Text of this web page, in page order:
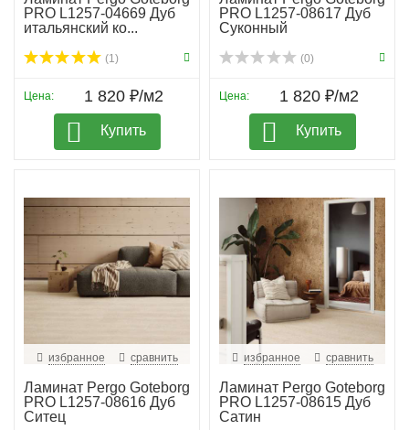
PRO L1257-04669 Дуб
итальянский ко...
(1)
Цена: 1 820 ₽/м2
Купить
PRO L1257-08617 Дуб
Суконный
(0)
Цена: 1 820 ₽/м2
Купить
избранное сравнить
Ламинат Pergo Goteborg
PRO L1257-08616 Дуб
Ситец
избранное сравнить
Ламинат Pergo Goteborg
PRO L1257-08615 Дуб
Сатин